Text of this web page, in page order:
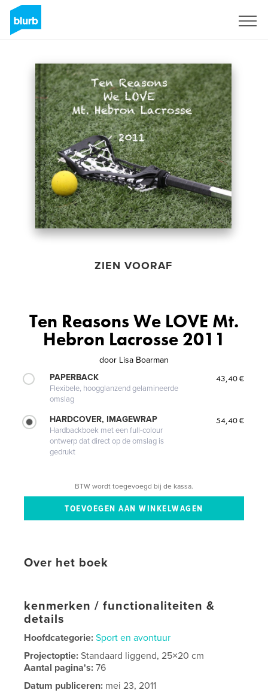
ZIEN VOORAF
Ten Reasons We LOVE Mt.
Hebron Lacrosse 2011
door Lisa Boarman
PAPERBACK
Flexibele, hoogglanzend gelamineerde
omslag
43,40 €
HARDCOVER, IMAGEWRAP
Hardbackboek met een full-colour
ontwerp dat direct op de omslag is
gedrukt
54,40 €
BTW wordt toegevoegd bij de kassa.
Over het boek
kenmerken / functionaliteiten &
details
Hoofdcategorie: Sport en avontuur
Projectoptie:Standaard liggend, 25×20 cm
Aantal pagina's:76
Datum publiceren: mei 23, 2011